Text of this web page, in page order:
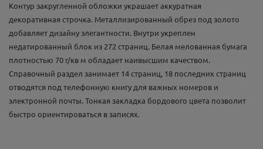
Контур закругленной обложки украшает аккуратная
декоративная строчка. Металлизированный обрез под золото
добавляет дизайну элегантности. Внутри укреплен
недатированный блок из 272 страниц. Белая мелованная бумага
плотностью 70 г/кв м обладает наивысшим качеством.
Справочный раздел занимает 14 страниц, 18 последних страниц
отводятся под телефонную книгу для важных номеров и
электронной почты. Тонкая закладка бордового цвета позволит
быстро ориентироваться в записях.